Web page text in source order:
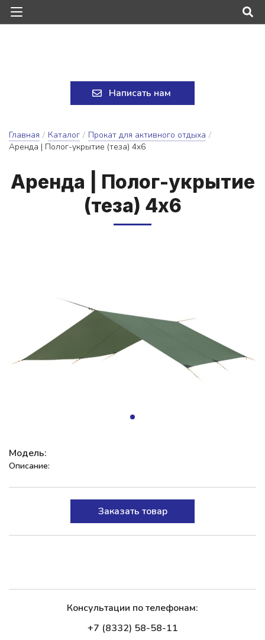
Написать нам
Главная / Каталог / Прокат для активного отдыха /
Аренда | Полог-укрытие (теза) 4х6
А­рен­да | По­лог-ук­ры­тие
(те­за) 4х6
Модель:
Описание:
Заказать товар
Консультации по телефонам:
+7 (8332) 58-58-11